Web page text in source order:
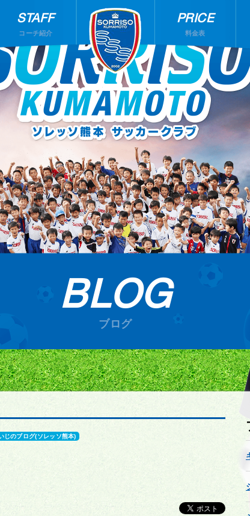
STAFF
コーチ紹介
PRICE
料金表
BLOG
ブログ
じのブログ(ソレッソ熊本)